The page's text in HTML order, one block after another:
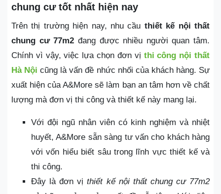
chung cư tốt nhất hiện nay
Trên thị trường hiện nay, nhu cầu thiết kế nội thất
chung cư 77m2 đang được nhiều người quan tâm.
Chính vì vậy, việc lựa chọn đơn vị thi công nội thất
Hà Nội cũng là vấn đề nhức nhối của khách hàng. Sự
xuất hiện của A&More sẽ làm bạn an tâm hơn về chất
lượng mà đơn vị thi công và thiết kế này mang lại.
Với đội ngũ nhân viên có kinh nghiệm và nhiệt
huyết, A&More sẵn sàng tư vấn cho khách hàng
với vốn hiểu biết sâu trong lĩnh vực thiết kế và
thi công.
Đây là đơn vịthiết kế nội thất chung cư 77m2